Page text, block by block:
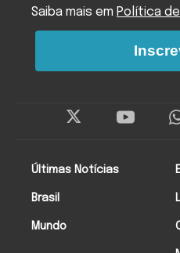
Últimas Notícias
Brasil
Mundo
Saiba mais em Política